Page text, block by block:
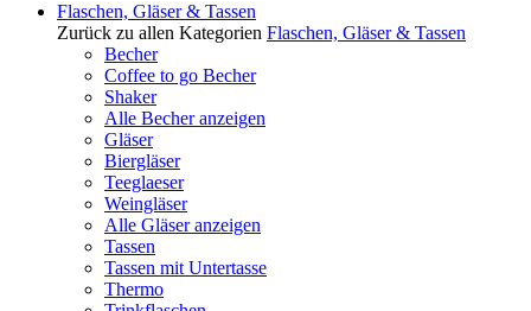
Flaschen, Gläser & Tassen
Zurück zu allen Kategorien Flaschen, Gläser & Tassen
Becher
Coffee to go Becher
Shaker
Alle Becher anzeigen
Gläser
Biergläser
Teeglaeser
Weingläser
Alle Gläser anzeigen
Tassen
Tassen mit Untertasse
Thermo